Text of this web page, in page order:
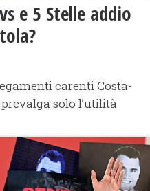
e 5 Stelle addio
carenti Costa-
solo l’utilità